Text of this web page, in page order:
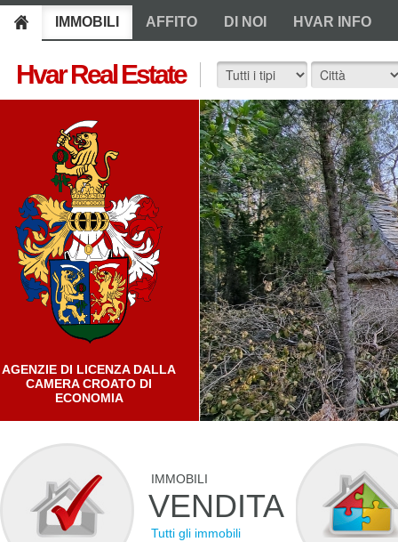
IMMOBILI AFFITO DI NOI HVAR INFO
Hvar Real Estate
AGENZIE DI LICENZA DALLA
CAMERA CROATO DI
ECONOMIA
IMMOBILI
VENDITA
Tutti gli immobili